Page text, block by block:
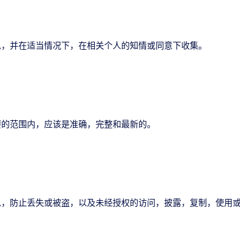
并在适当情况下，在相关个人的知情或同意下收集。
范围内，应该是准确，完整和最新的。
防止丢失或被盗，以及未经授权的访问，披露，复制，使用